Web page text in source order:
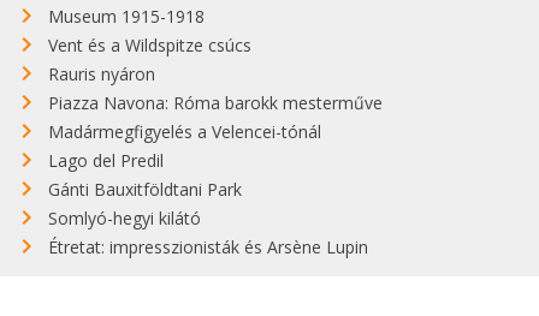
Museum 1915-1918
Vent és a Wildspitze csúcs
Rauris nyáron
Piazza Navona: Róma barokk mesterműve
Madármegfigyelés a Velencei-tónál
Lago del Predil
Gánti Bauxitföldtani Park
Somlyó-hegyi kilátó
Étretat: impresszionisták és Arsène Lupin